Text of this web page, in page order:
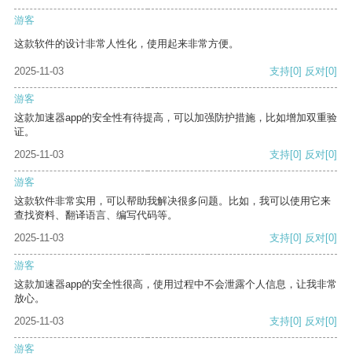
游客
这款软件的设计非常人性化，使用起来非常方便。
2025-11-03 支持[0] 反对[0]
游客
这款加速器app的安全性有待提高，可以加强防护措施，比如增加双重验
证。
2025-11-03
支持[0] 反对[0]
游客
这款软件非常实用，可以帮助我解决很多问题。比如，我可以使用它来
查找资料、翻译语言、编写代码等。
2025-11-03
支持[0] 反对[0]
游客
这款加速器app的安全性很高，使用过程中不会泄露个人信息，让我非常
放心。
2025-11-03
支持[0] 反对[0]
游客